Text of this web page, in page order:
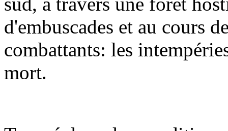
d'embuscades et au cours
combattants: les
mort.